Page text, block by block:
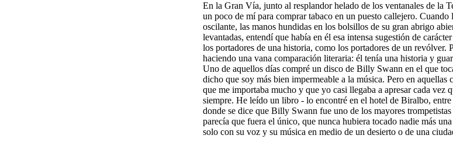
En la Gran Vía, junto al resplandor helado de los ventanales de la
un poco de mí para comprar tabaco en un puesto callejero.
oscilante, las manos hundidas en los bolsillos de su gran abrigo
levantadas, entendí que había en él esa intensa sugestión de
los portadores de una historia, como los portadores de un revólver.
haciendo una vana comparación literaria: él tenía una historia y
Uno de aquellos días compré un disco de Billy Swann en el que
dicho que soy más bien impermeable a la música. Pero en aquellas
que me importaba mucho y que yo casi llegaba a apresar cada vez
siempre. He leído un libro - lo encontré en el hotel de Biralbo, entre
donde se dice que Billy Swann fue uno de los mayores
parecía que fuera el único, que nunca hubiera tocado nadie más
solo con su voz y su música en medio de un desierto o de una